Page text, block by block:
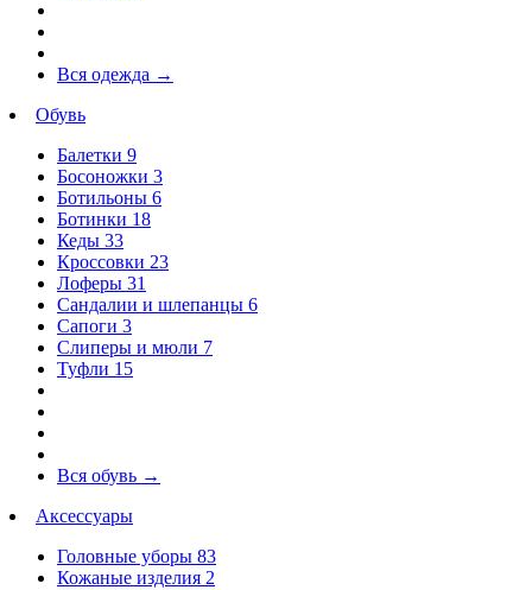
Вся одежда →
Обувь
Балетки 9
Босоножки 3
Ботильоны 6
Ботинки 18
Кеды 33
Кроссовки 23
Лоферы 31
Сандалии и шлепанцы 6
Сапоги 3
Слиперы и мюли 7
Туфли 15
Вся обувь →
Аксессуары
Головные уборы 83
Кожаные изделия 2